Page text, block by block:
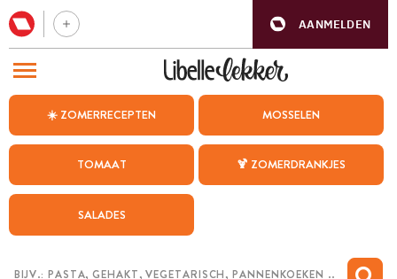
AANMELDEN
☀️ ZOMERRECEPTEN MOSSELEN
TOMAAT 🍹 ZOMERDRANKJES
SALADES
BEZOEK ONZE ANDERE WEBSITES
WEEKMENU
CHAT MET MAIA